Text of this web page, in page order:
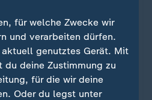
Nachrichten zum
für welche Zwecke wir
und verarbeiten dürfen.
genutztes Gerät. Mit
deine Zustimmung zu
für die wir deine
Oder du legst unter